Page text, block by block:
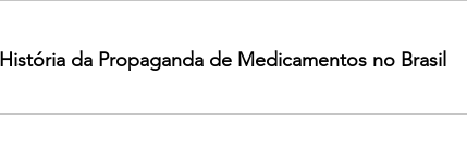
História da Propaganda de Medicamentos no Brasil